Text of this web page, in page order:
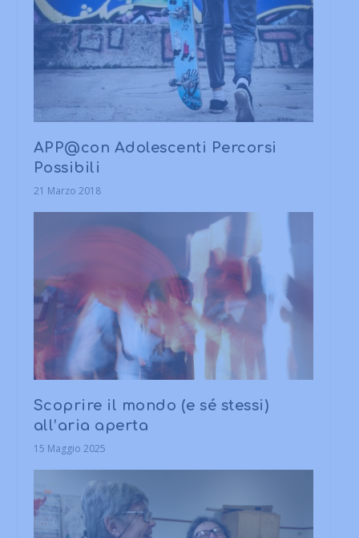
APP@con Adolescenti Percorsi
Possibili
21 Marzo 2018
Scoprire il mondo (e sé stessi)
all’aria aperta
15 Maggio 2025